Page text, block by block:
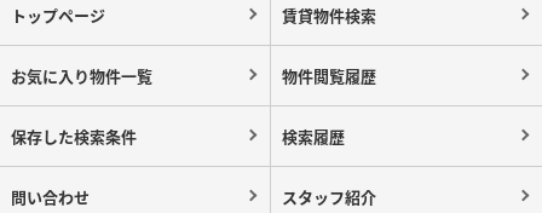
トップページ 賃貸物件検索
お気に入り物件一覧 物件閲覧履歴
保存した検索条件 検索履歴
問い合わせ スタッフ紹介